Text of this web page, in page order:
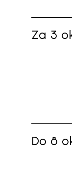
Za 3
Do 8